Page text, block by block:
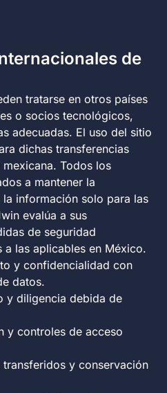
de
tratarse en otros países
o socios tecnológicos,
adecuadas. El uso del sitio
dichas transferencias
Todos los
a mantener la
información solo para las
evalúa a sus
de seguridad
a las aplicables en México.
y confidencialidad con
datos.
y diligencia debida de
y controles de acceso
y conservación